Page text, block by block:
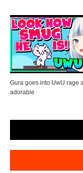
Gura goes into UwU rage
adorable